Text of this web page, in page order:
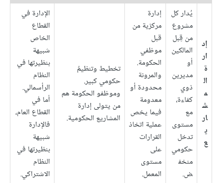
إد
ار
ة
ال
م
ش
ار
ي
ع
يُدار كل
مشروع
من قِبل
المالكين
أو
مديرين
ذوي
كفاءة،
مع
مستوى
تدخل
حكومي
منخف
ض.
إدارة
مركزية من
قبل
موظفي
الحكومة.
والمرونة
محدودة أو
معدومة
فيما يخص
عملية اتخاذ
القرارات
على
مستوى
المعمل.
تخطيط وتنظيمٌ
حكومي كبير.
وموظفو الحكومة هم
من يتولى إدارة
المشاريع الحكومية.
الإدارة في
القطاع
الخاص
شبيهة
بنظيرتها في
النظام
الرأسمالي.
أما في
القطاع العام،
فالإدارة
شبيهة
بنظيرتها في
النظام
الاشتراكي.